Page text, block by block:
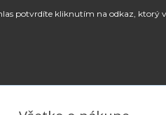
potvrdíte kliknutím na odkaz, ktorý